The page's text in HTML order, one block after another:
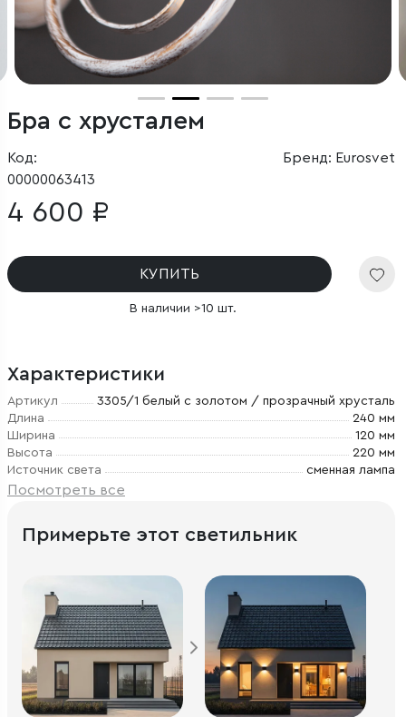
Бра с хрусталем
Код:
00000063413
Бренд: Eurosvet
4 600 ₽
КУПИТЬ
В наличии >10 шт.
Характеристики
Артикул
3305/1 белый с золотом / прозрачный хрусталь
Длина
240 мм
Ширина
120 мм
Высота
220 мм
Источник света
сменная лампа
Посмотреть все
Примерьте этот светильник